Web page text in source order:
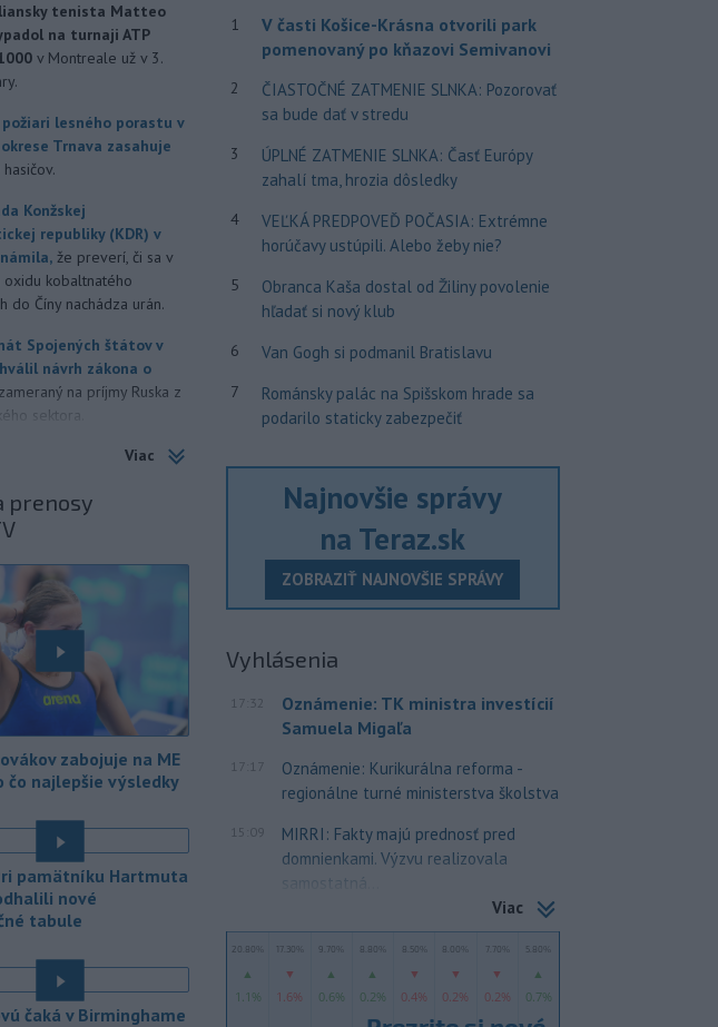
tenista Matteo
na turnaji ATP
v Montreale už v 3.
požiari lesného porastu v
Trnava zasahuje
Konžskej
republiky (KDR) v
že preverí, či sa v
oxidu kobaltnatého
do Číny nachádza urán.
Spojených štátov v
návrh zákona o
na príjmy Ruska z
sektora.
polícia prispela k
ukončiť
odsúdením páchateľa v
požiar v
rafinérii Slovnaft je
vyšetrovania. Pre
hovorca rafinérie
kultúry (MK) SR
opatrenia o
poskytovania dotácií v
rezortu.
rafinérii
uskladnený ropný
o tom informovala
že obyvateľom nehrozí
zo zdravotných rizík
môže byť vyššia
Viac
prenosy
zabojuje na ME
čo najlepšie výsledky
pamätníku Hartmuta
nové
tabule
čaká v Birminghame
1
V časti Košice-Krásna otvorili park
pomenovaný po kňazovi Semivanovi
2
ČIASTOČNÉ ZATMENIE SLNKA: Pozorovať
sa bude dať v stredu
3
ÚPLNÉ ZATMENIE SLNKA: Časť Európy
zahalí tma, hrozia dôsledky
4
VEĽKÁ PREDPOVEĎ POČASIA: Extrémne
horúčavy ustúpili. Alebo žeby nie?
5
Obranca Kaša dostal od Žiliny povolenie
hľadať si nový klub
6 Van Gogh si podmanil Bratislavu
7
Románsky palác na Spišskom hrade sa
podarilo staticky zabezpečiť
Najnovšie správy
na Teraz.sk
ZOBRAZIŤ NAJNOVŠIE SPRÁVY
Vyhlásenia
17:32
Oznámenie: TK ministra investícií
Samuela Migaľa
17:17
Oznámenie: Kurikurálna reforma -
regionálne turné ministerstva školstva
15:09
MIRRI: Fakty majú prednosť pred
domnienkami. Výzvu realizovala
samostatná...
Viac